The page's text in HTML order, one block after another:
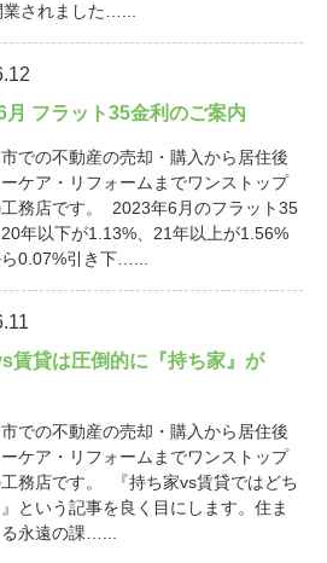
されました…...
月 フラット35金利のご案内
での不動産の売却・購入から居住後
ケア・リフォームまでワンストップ
務店です。 2023年6月のフラット35
年以下が1.13%、21年以上が1.56%
0.07%引き下…...
賃貸は圧倒的に『持ち家』が
での不動産の売却・購入から居住後
ケア・リフォームまでワンストップ
務店です。 『持ち家vs賃貸ではどち
という記事を良く目にします。住ま
永遠の課…...